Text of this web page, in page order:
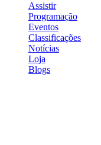
Assistir
Programação
Eventos
Classificações
Notícias
Loja
Blogs